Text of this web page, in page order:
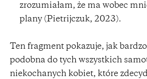
zrozumiałam, że ma wobec
plany (Pietrijczuk, 2023).
Ten fragment pokazuje, jak
podobna do tych wszystkich
niekochanych kobiet, które